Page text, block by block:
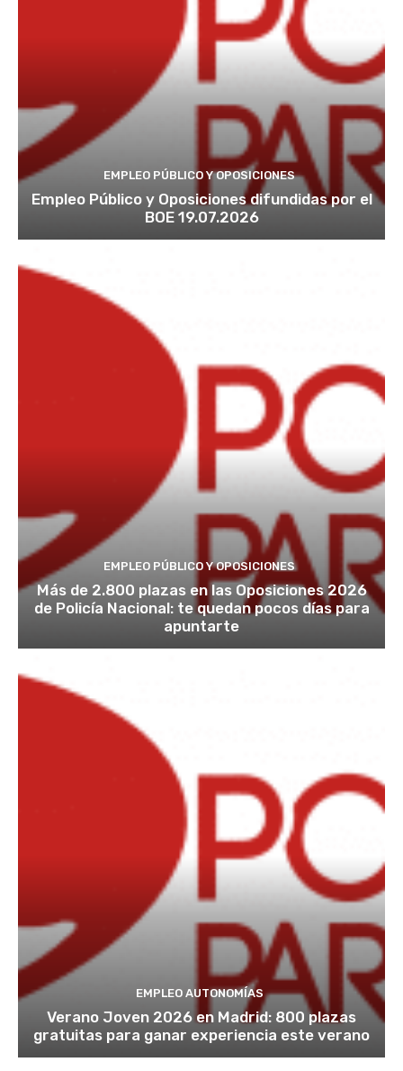
EMPLEO PÚBLICO Y OPOSICIONES
Empleo Público y Oposiciones difundidas por el
BOE 19.07.2026
EMPLEO PÚBLICO Y OPOSICIONES
Más de 2.800 plazas en las Oposiciones 2026
de Policía Nacional: te quedan pocos días para
apuntarte
EMPLEO AUTONOMÍAS
Verano Joven 2026 en Madrid: 800 plazas
gratuitas para ganar experiencia este verano